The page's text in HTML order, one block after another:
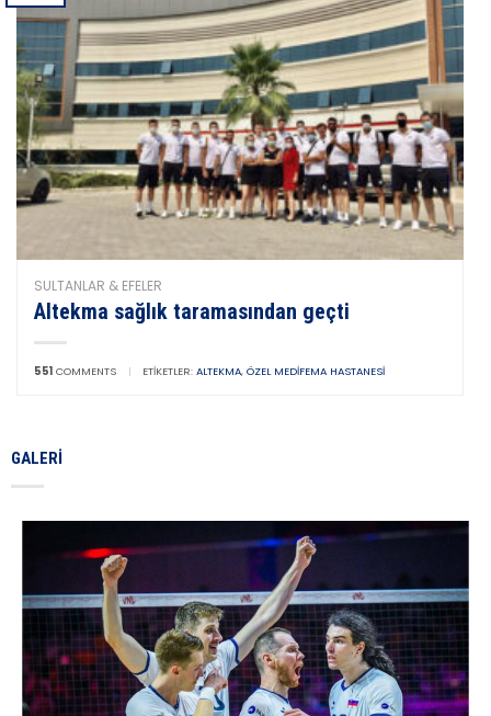
SULTANLAR & EFELER
Altekma sağlık taramasından geçti
551 COMMENTS | ETIKETLER: ALTEKMA, ÖZEL MEDIFEMA HASTANESI
GALERI